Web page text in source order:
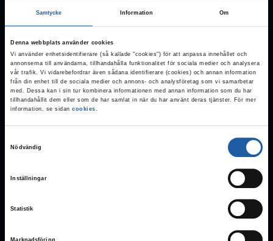
Samtycke Information Om
Denna webbplats använder cookies
Vi använder enhetsidentifierare (så kallade "cookies") för att anpassa innehållet och
annonserna till användarna, tillhandahålla funktionalitet för sociala medier och analysera
vår trafik. Vi vidarebefordrar även sådana identifierare (cookies) och annan information
från din enhet till de sociala medier och annons- och analysföretag som vi samarbetar
med. Dessa kan i sin tur kombinera informationen med annan information som du har
tillhandahållit dem eller som de har samlat in när du har använt deras tjänster. För mer
information, se sidancookies.
Nödvändig
Inställningar
Statistik
Ladda ner
3DVision